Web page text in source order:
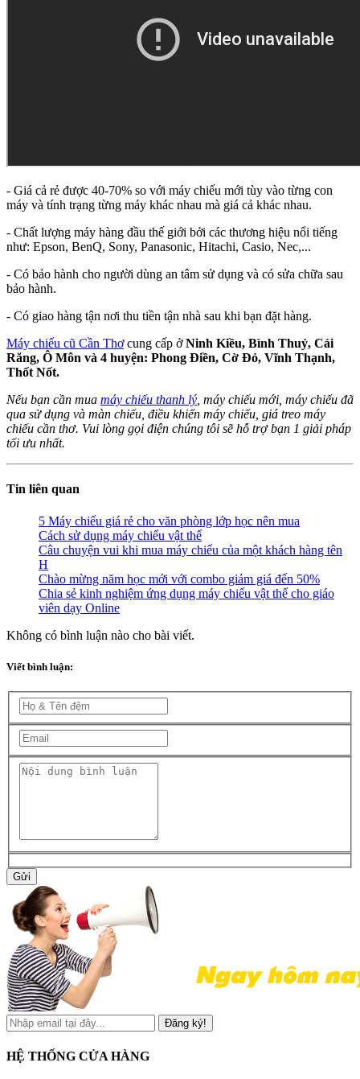
- Giá cả rẻ được 40-70% so với máy chiếu mới tùy vào từng con
máy và tính trạng từng máy khác nhau mà giá cả khác nhau.
- Chất lượng máy hàng đầu thế giới bởi các thương hiệu nổi tiếng
như: Epson, BenQ, Sony, Panasonic, Hitachi, Casio, Nec,...
- Có bảo hành cho người dùng an tâm sử dụng và có sửa chữa sau
bảo hành.
- Có giao hàng tận nơi thu tiền tận nhà sau khi bạn đặt hàng.
Máy chiếu cũ Cần Thơcung cấp ởNinh Kiều, Bình Thuỷ, Cái
Răng, Ô Môn và 4 huyện: Phong Điền, Cờ Đỏ, Vĩnh Thạnh,
Thốt Nốt.
Nếu bạn cần mua máy chiếu thanh lý , máy chiếu mới, máy chiếu đã
qua sử dụng và màn chiếu, điều khiển máy chiếu, giá treo máy
chiếu cần thơ. Vui lòng gọi điện chúng tôi sẽ hỗ trợ bạn 1 giải pháp
tối ưu nhất.
Tin liên quan
5 Máy chiếu giá rẻ cho văn phòng lớp học nên mua
Cách sử dụng máy chiếu vật thể
Câu chuyện vui khi mua máy chiếu của một khách hàng tên
H
Chào mừng năm học mới với combo giảm giá đến 50%
Chia sẻ kinh nghiệm ứng dụng máy chiếu vật thể cho giáo
viên dạy Online
Không có bình luận nào cho bài viết.
Viết bình luận:
Gửi
Đăng ký!
HỆ THỐNG CỬA HÀNG